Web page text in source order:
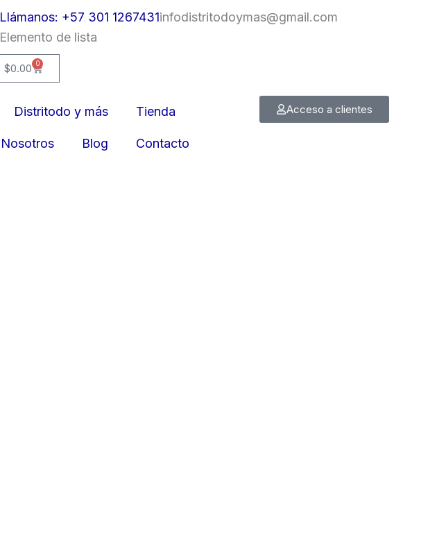
Llámanos: +57 301 1267431infodistritodoymas@gmail.com
Elemento de lista
$0.00 0
Cart
Distritodo y más Tienda
Nosotros Blog Contacto
Acceso a clientes